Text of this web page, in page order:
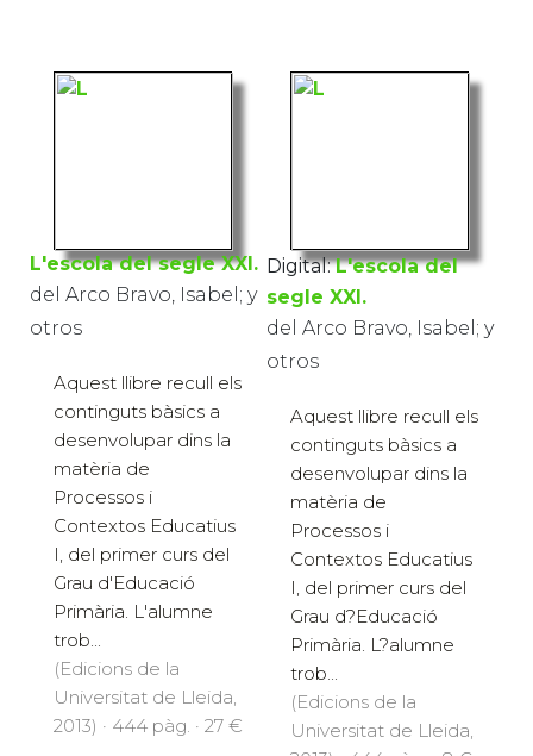
L'escola del segle XXI.
del Arco Bravo, Isabel; y
Aquest llibre recull els
continguts bàsics a
desenvolupar dins la
matèria de
Processos i
Contextos Educatius
I, del primer curs del
Grau d'Educació
Primària. L'alumne
segle XXI.
del Arco Bravo, Isabel; y
Aquest llibre recull els
continguts bàsics a
desenvolupar dins la
matèria de
Processos i
Contextos Educatius
I, del primer curs del
Grau d?Educació